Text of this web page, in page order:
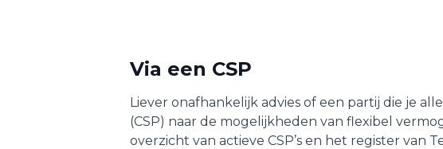
Via een CSP
Liever onafhankelijk advies of een partij die je
(CSP) naar de mogelijkheden van flexibel
overzicht van actieve CSP’s en het register van